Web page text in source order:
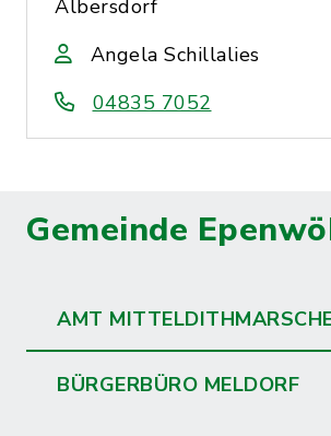
Albersdorf
Angela Schillalies
04835 7052
Gemeinde
AMT
BÜRGERBÜRO MELDORF